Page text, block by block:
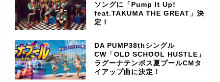
ソングに「Pump It Up!
feat.TAKUMA THE GREAT」決
定！
DA PUMP38thシングル
CW「OLD SCHOOL HUSTLE」
ラグーナテンボス夏プールCMタ
イアップ曲に決定！